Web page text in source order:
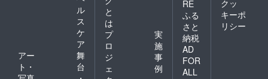
ル
ス
ケ
ア
アー
ト・
舞
台
と
は
プ
ロ
ジ
ェ
実
施
事
例
RE
ふる
さと
納税
AD
FOR
ALL
クッ
キーポ
リシー